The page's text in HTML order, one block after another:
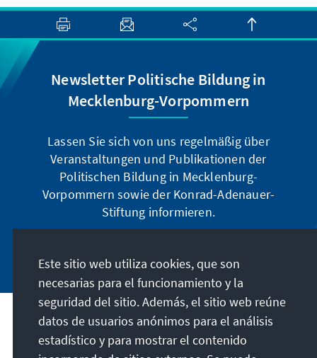
Newsletter Politische Bildung in
Mecklenburg-Vorpommern
Lassen Sie sich von uns regelmäßig über
Veranstaltungen und Publikationen der
Politischen Bildung in Mecklenburg-
Vorpommern sowie der Konrad-Adenauer-
Stiftung informieren.
Dirección
Este sitio web utiliza cookies, que son
necesarias para el funcionamiento y la
seguridad del sitio. Además, el sitio web reúne
datos de usuarios anónimos para el análisis
estadístico y para mostrar el contenido